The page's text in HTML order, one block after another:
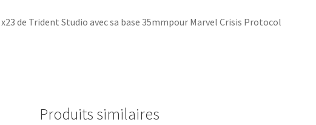
x23 de Trident Studio avec sa base 35mmpour Marvel Crisis Protocol
Produits similaires